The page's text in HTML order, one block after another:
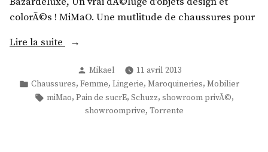
colorÃ©s ! MiMaO. Une mutlitude de chaussures pour
Lire la suite
o
r
Publié
par
Mikael
11 avril 2013
Publié
dans
Chaussures, Femme, Lingerie, Maroquineries, Mobilier
Étiquettes :
miMao, Pain de sucrE, Schuzz, showroom privÃ©,
showroomprive, Torrente